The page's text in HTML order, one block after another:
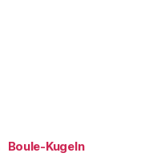
Boule-Kugeln